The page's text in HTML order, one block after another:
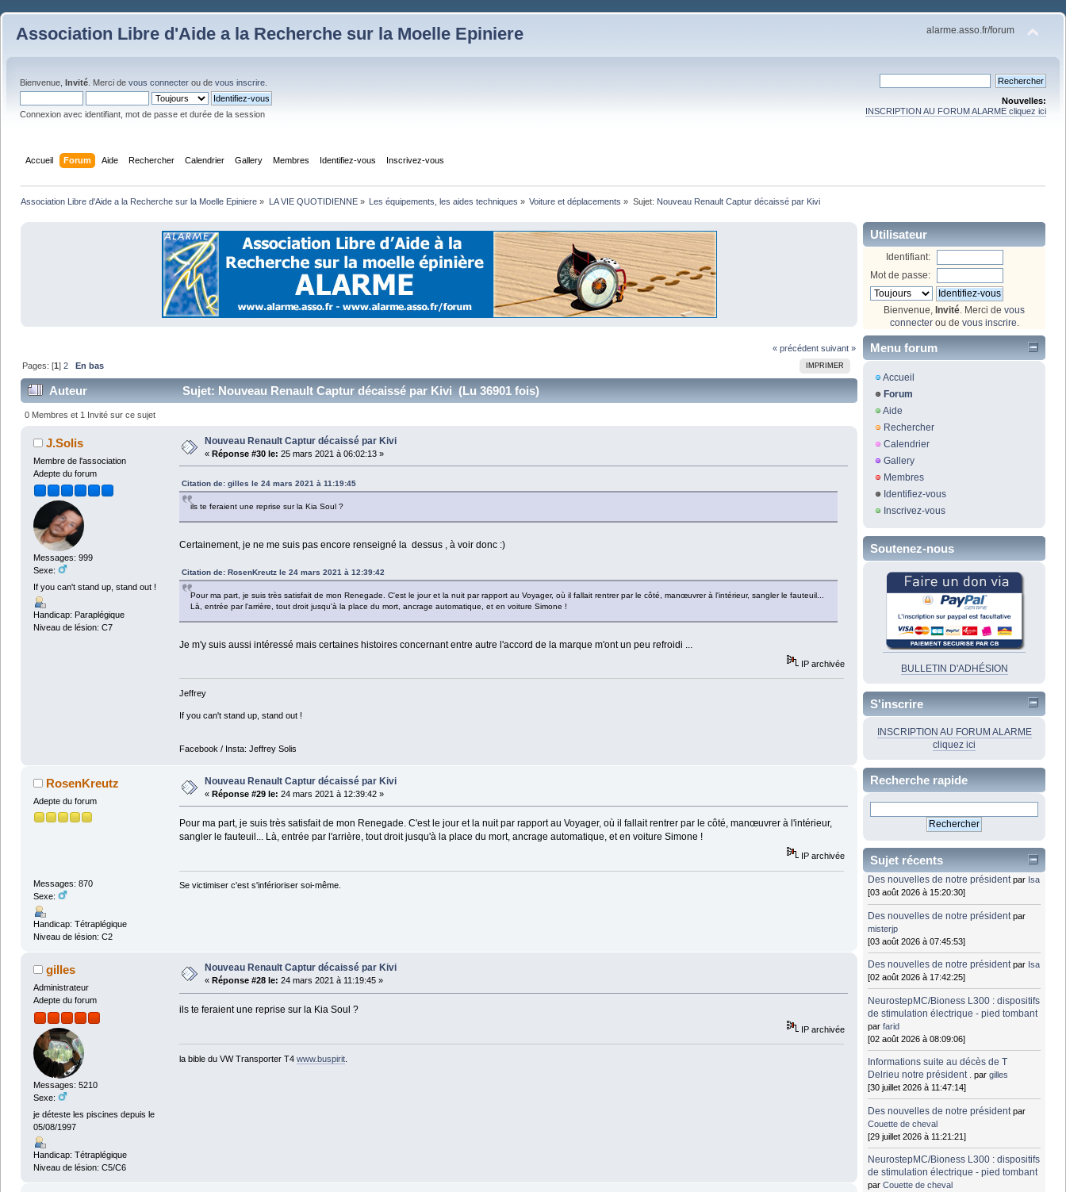
Association Libre d'Aide a la Recherche sur la Moelle Epiniere alarme.asso.fr/forum
Bienvenue, Invité . Merci de vous connecter ou de vous inscrire
Connexion avec identifiant, mot de passe et durée de la session
Nouvelles:
INSCRIPTION AU FORUM ALARME cliquez ici
Accueil Forum Aide Rechercher Calendrier Gallery Membres Identifiez-vous Inscrivez-vous
Association Libre d'Aide a la Recherche sur la Moelle Epiniere » LA VIE QUOTIDIENNE» Les équipements, les aides techniques » Voiture et déplacements » Sujet: Nouveau Renault Captur décaissé par Kivi
« précédent suivant »
IMPRIMER
Pages: [1]2 En bas
Auteur Sujet: Nouveau Renault Captur décaissé par Kivi (Lu 36901 fois)
0 Membres et 1 Invité sur ce sujet
J.Solis
Membre de l'association
Adepte du forum
Messages: 999
Sexe:
If you can't stand up, stand out !
Handicap: Paraplégique
Niveau de lésion: C7
Nouveau Renault Captur décaissé par Kivi
« Réponse #30 le: 25 mars 2021 à 06:02:13 »
Citation de: gilles le 24 mars 2021 à 11:19:45
ils te feraient une reprise sur la Kia Soul ?
Certainement, je ne me suis pas encore renseigné la dessus , à voir donc :)
Citation de: RosenKreutz le 24 mars 2021 à 12:39:42
Pour ma part, je suis très satisfait de mon Renegade. C'est le jour et la nuit par rapport au Voyager, où il fallait rentrer par le côté, manœuvrer à l'intérieur, sangler le fauteuil...
Là, entrée par l'arrière, tout droit jusqu'à la place du mort, ancrage automatique, et en voiture Simone !
Je m'y suis aussi intéressé mais certaines histoires concernant entre autre l'accord de la marque m'ont un peu refroidi ...
IP archivée
Jeffrey
If you can't stand up, stand out !
Facebook / Insta: Jeffrey Solis
RosenKreutz
Adepte du forum
Messages: 870
Sexe:
Handicap: Tétraplégique
Niveau de lésion: C2
Nouveau Renault Captur décaissé par Kivi
« Réponse #29 le: 24 mars 2021 à 12:39:42 »
Pour ma part, je suis très satisfait de mon Renegade. C'est le jour et la nuit par rapport au Voyager, où il fallait rentrer par le côté, manœuvrer à l'intérieur,
sangler le fauteuil... Là, entrée par l'arrière, tout droit jusqu'à la place du mort, ancrage automatique, et en voiture Simone !
IP archivée
Se victimiser c'est s'inférioriser soi-même.
gilles
Administrateur
Adepte du forum
Messages: 5210
Sexe:
je déteste les piscines depuis le
05/08/1997
Handicap: Tétraplégique
Niveau de lésion: C5/C6
Nouveau Renault Captur décaissé par Kivi
« Réponse #28 le: 24 mars 2021 à 11:19:45 »
ils te feraient une reprise sur la Kia Soul ?
IP archivée
la bible du VW Transporter T4 www.buspirit.
Utilisateur
Identifiant:
Mot de passe:
Bienvenue, Invité . Merci de vous
connecterou de vous inscrire
Menu forum
Accueil
Forum
Aide
Rechercher
Calendrier
Gallery
Membres
Identifiez-vous
Inscrivez-vous
Soutenez-nous
BULLETIN D'ADHÉSION
S'inscrire
INSCRIPTION AU FORUM ALARME
cliquez ici
Recherche rapide
Sujet récents
Des nouvelles de notre président par Isa
[03 août 2026 à 15:20:30]
Des nouvelles de notre président par
misterjp
[03 août 2026 à 07:45:53]
Des nouvelles de notre président par Isa
[02 août 2026 à 17:42:25]
NeurostepMC/Bioness L300 : dispositifs
de stimulation électrique - pied tombant
parfarid
[02 août 2026 à 08:09:06]
Informations suite au décès de T
Delrieu notre président . pargilles
[30 juillet 2026 à 11:47:14]
Des nouvelles de notre président par
Couette de cheval
[29 juillet 2026 à 11:21:21]
NeurostepMC/Bioness L300 : dispositifs
de stimulation électrique - pied tombant
parCouette de cheval